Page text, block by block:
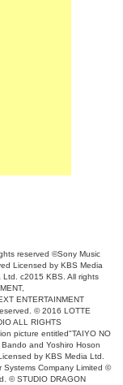
reserved ©Sony Music
Licensed by KBS Media
c2015 KBS. All rights
ENTERTAINMENT
© 2016 LOTTE
ALL RIGHTS
picture entitled"TAIYO NO
and Yoshiro Hoson
by KBS Media Ltd.
Company Limited ©
© STUDIO DRAGON